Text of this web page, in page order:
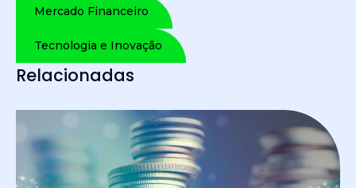
Mercado Financeiro
Tecnologia e Inovação
Relacionadas